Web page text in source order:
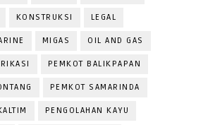
KONSTRUKSI LEGAL
MIGAS OIL AND GAS
PEMKOT BALIKPAPAN
PEMKOT SAMARINDA
PENGOLAHAN KAYU